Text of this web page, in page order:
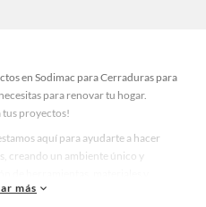
en Sodimac para Cerraduras para
para renovar tu hogar.
tus proyectos!
aquí para ayudarte a hacer
creando un ambiente único y
un espacio más tú.
más